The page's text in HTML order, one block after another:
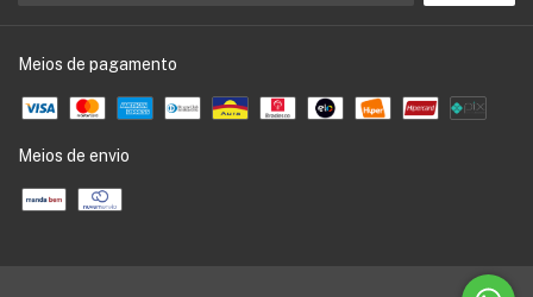
Meios de pagamento
Meios de envio